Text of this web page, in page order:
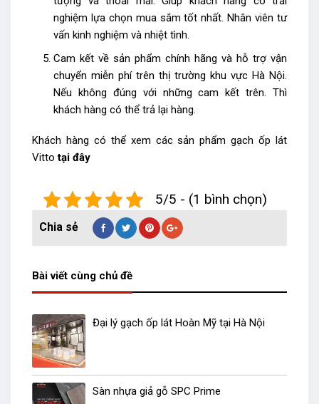
nghiệm lựa chọn mua sắm tốt nhất. Nhân viên tư
vấn kinh nghiệm và nhiệt tình.
Cam kết về sản phẩm chính hãng và hỗ trợ vận
chuyển miễn phí trên thị trường khu vực Hà Nội.
Nếu không đúng với những cam kết trên. Thì
khách hàng có thể trả lại hàng.
Khách hàng có thể xem các sản phẩmgạch ốp lát
Vittotại đây
5/5 - (1 bình chọn)
Bài viết cùng chủ đề
Đại lý gạch ốp lát Hoàn Mỹ tại Hà Nội
Sàn nhựa giả gỗ SPC Prime